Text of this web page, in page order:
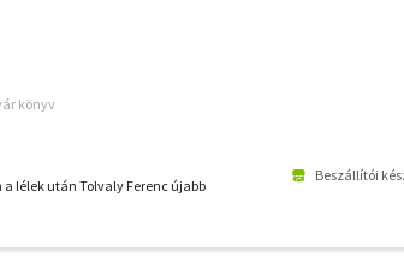
könyv
a lélek után Tolvaly Ferenc újabb
Beszállítói